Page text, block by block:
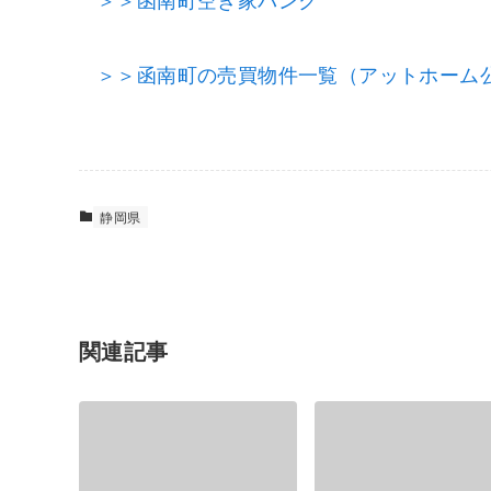
＞＞函南町の売買物件一覧（アットホーム
静岡県
関連記事